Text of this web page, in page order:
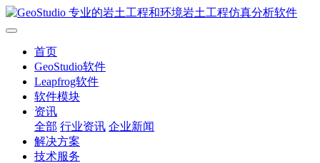
首页
GeoStudio软件
Leapfrog软件
软件模块
资讯
全部 行业资讯 企业新闻
解决方案
技术服务